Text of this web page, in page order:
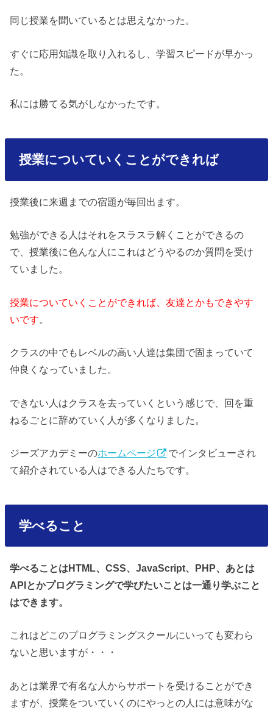
同じ授業を聞いているとは思えなかった。
すぐに応用知識を取り入れるし、学習スピードが早かっ
た。
私には勝てる気がしなかったです。
授業についていくことができれば
授業後に来週までの宿題が毎回出ます。
勉強ができる人はそれをスラスラ解くことができるの
で、授業後に色んな人にこれはどうやるのか質問を受け
ていました。
授業についていくことができれば、友達とかもできやす
いです。
クラスの中でもレベルの高い人達は集団で固まっていて
仲良くなっていました。
できない人はクラスを去っていくという感じで、回を重
ねるごとに辞めていく人が多くなりました。
ジーズアカデミーのホームページ
でインタビューされ
て紹介されている人はできる人たちです。
学べること
学べることはHTML、CSS、JavaScript、PHP、あとは
APIとかプログラミングで学びたいことは一通り学ぶこと
はできます。
これはどこのプログラミングスクールにいっても変わら
ないと思いますが・・・
あとは業界で有名な人からサポートを受けることができ
ますが、授業をついていくのにやっとの人には意味がな